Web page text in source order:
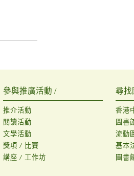
參與推廣活動 /
推介活動
閱讀活動
文學活動
獎項 / 比賽
講座 / 工作坊
尋找
香港
圖書
流動
基本
圖書